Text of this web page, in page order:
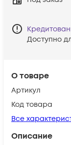
О товаре
Артикул
Код товара
Все
Описание
Доступно